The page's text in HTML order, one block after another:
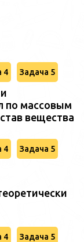
4 Задача 5
по массовым
вещества
4 Задача 5
4 Задача 5